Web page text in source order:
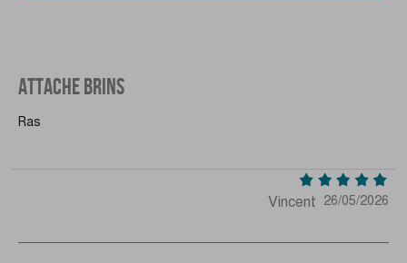
ATTACHE BRINS
Ras
Vincent 26/05/2026